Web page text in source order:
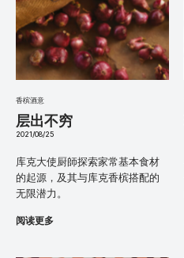
香槟酒意
层出不穷
2021/08/25
库克大使厨師探索家常基本食材
的起源，及其与库克香槟搭配的
无限潜力。
阅读更多